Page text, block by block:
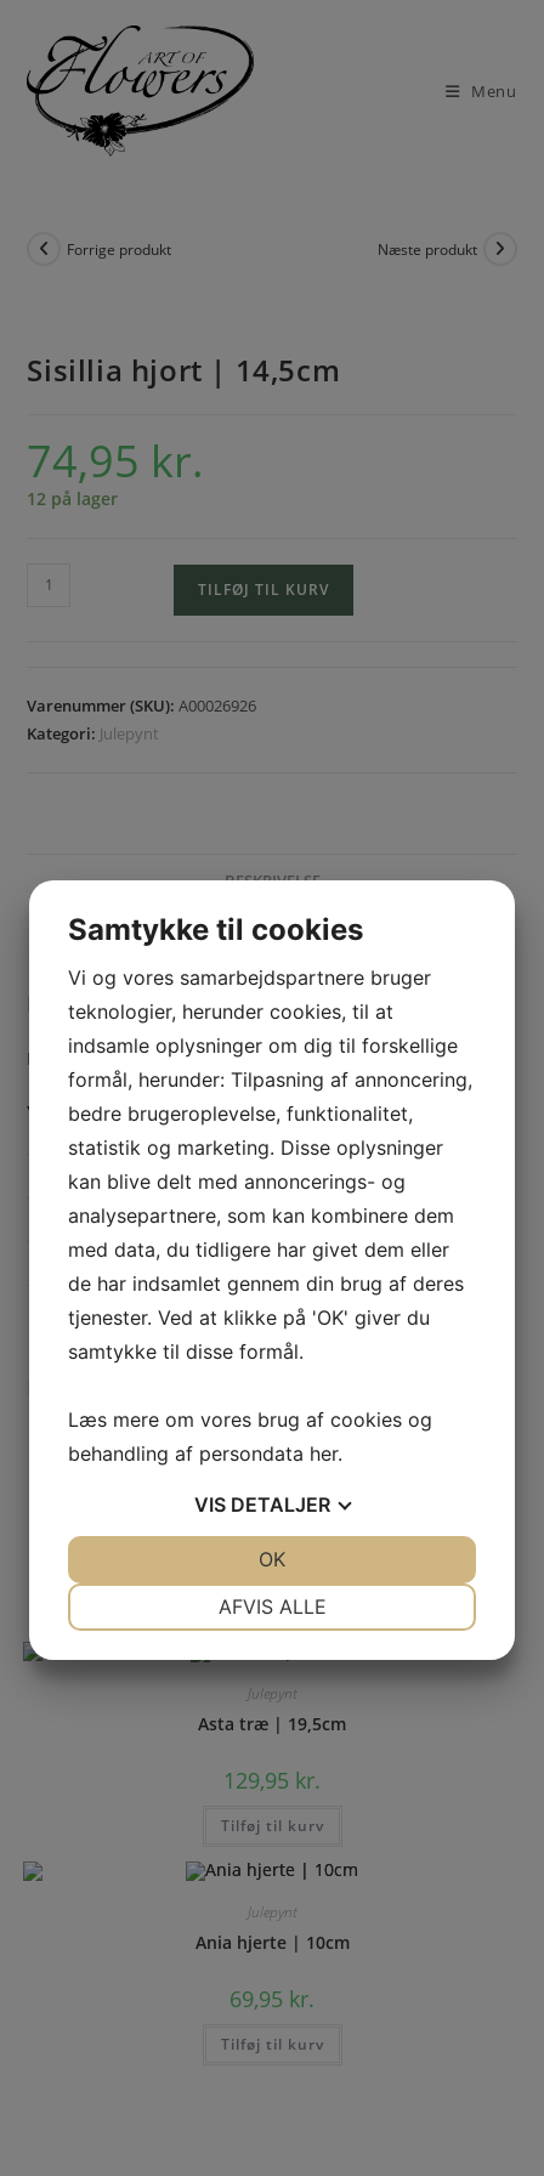
Menu
Forrige produkt Næste produkt
Sisillia hjort | 14,5cm
74,95 kr.
12 på lager
TILFØJ TIL KURV
Varenummer (SKU):A00026926
Kategori: Julepynt
BESKRIVELSE
YDERLIGERE INFORMATION
Beskrivelse
Farve: Guld
Yderligere information
VÆGT
0,166667 kg
STØRRELSE
10 × 5 × 14,5 cm
FARVE
Linen, Hvid
Asta træ | 30cm
219,95
Tilføj til kurv
Julepynt
Asta træ | 19,5cm
129,95 kr.
Tilføj til kurv
Julepynt
Ania hjerte | 10cm
69,95 kr.
Tilføj til kurv
Samtykke til cookies
Vi og vores samarbejdspartnere bruger
teknologier, herunder cookies, til at
indsamle oplysninger om dig til forskellige
formål, herunder: Tilpasning af annoncering,
bedre brugeroplevelse, funktionalitet,
statistik og marketing. Disse oplysninger
kan blive delt med annoncerings- og
analysepartnere, som kan kombinere dem
med data, du tidligere har givet dem eller
de har indsamlet gennem din brug af deres
tjenester. Ved at klikke på 'OK' giver du
samtykke til disse formål.
Læs mere om vores brug af cookies og
behandling af persondata her.
VIS DETALJER
AFVIS ALLE
OK